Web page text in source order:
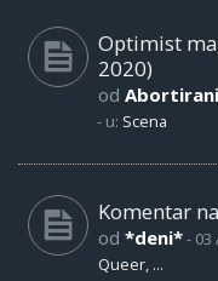
Optimist
2020)
od
- u: Scena
Komentar
od *deni*- 03
Queer, ...